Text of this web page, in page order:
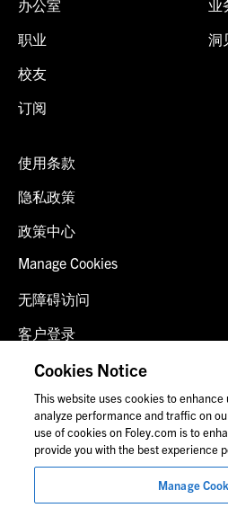
办公室
职业
校友
订阅
业
洞
使用条款
隐私政策
政策中心
Manage Cookies
无障碍访问
客户登录
诈骗预警
联系我们
© 2026 福里尔·拉德纳律师事务
Cookies Notice
This website uses cookies to
analyze performance and traffic on
use of cookies on Foley.com is to
provide you with the best experience
Manage